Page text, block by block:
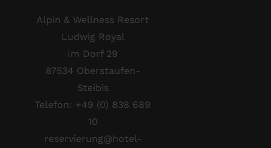
Alpin & Wellness Resort
Ludwig Royal
Im Dorf 29
87534 Oberstaufen-
Steibis
Telefon: +49 (0) 838 689
10
reservierung@hotel-